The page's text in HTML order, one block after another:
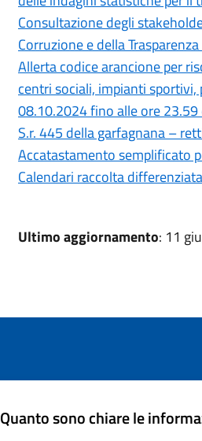
Consultazione degli
Corruzione e della
Allerta codice arancione per
centri sociali, impianti
08.10.2024 fino alle ore
S.r. 445 della garfagnana –
Accatastamento semplificato
Calendari raccolta
Ultimo aggiornamento: 11
Quanto sono chiare le